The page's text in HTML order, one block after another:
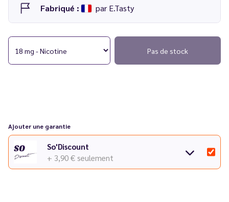
Fabriqué : par E.Tasty
Pas de stock
Ajouter une garantie
So'Discount
+ 3,90 € seulement